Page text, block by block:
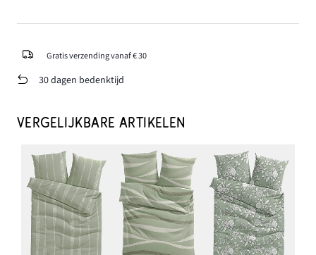
Gratis verzending vanaf € 30
30 dagen bedenktijd
VERGELIJKBARE ARTIKELEN